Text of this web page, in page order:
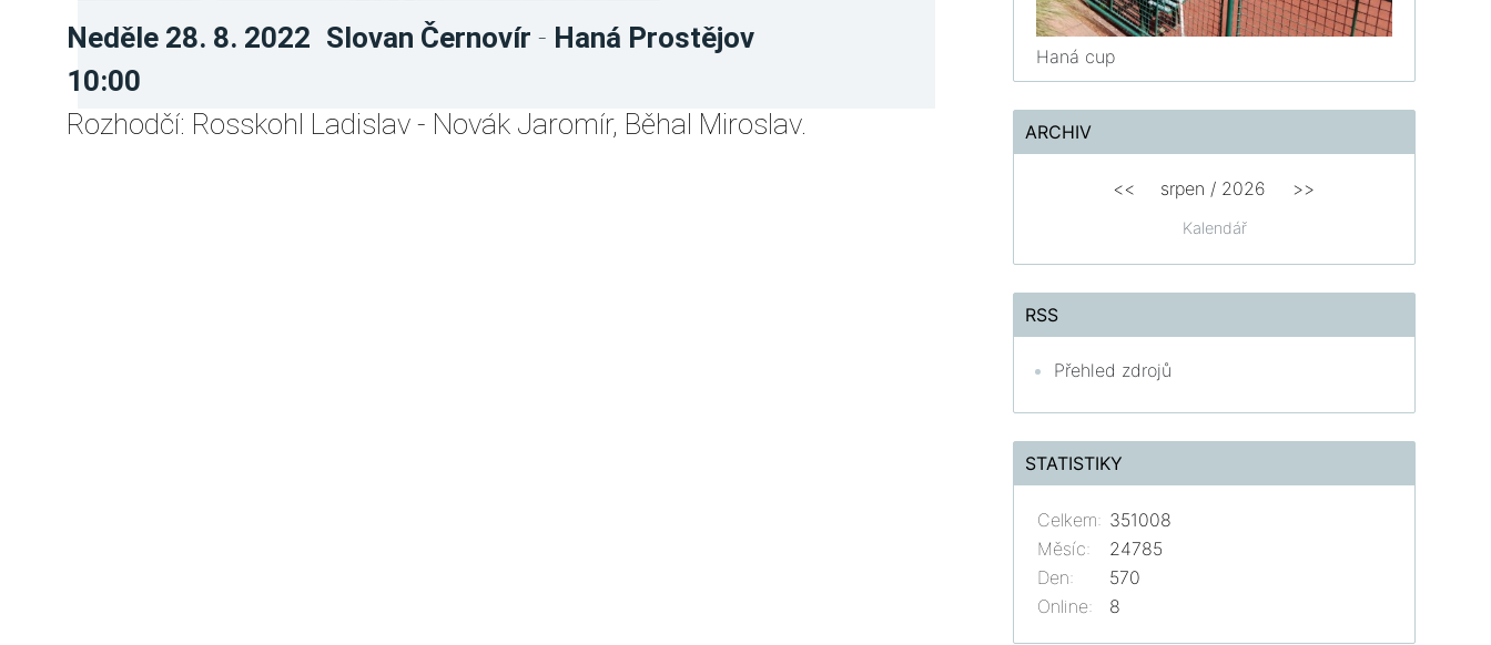
Neděle 28. 8. 2022
10:00
Slovan Černovír - Haná Prostějov
Černovír,Tvrdíkova
10 2022710A3B0401
Rozhodčí: Rosskohl Ladislav - Novák Jaromír, Běhal Miroslav.
Haná cup
ARCHIV
Kalendář
<< srpen / 2026 >>
RSS
Přehled zdrojů
STATISTIKY
Online: 8
Celkem: 351008
Měsíc:
24785
Den:
570